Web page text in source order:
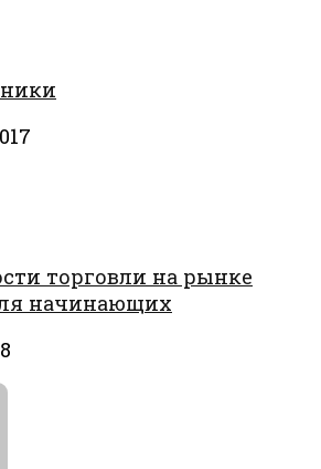
торговли на рынке
начинающих